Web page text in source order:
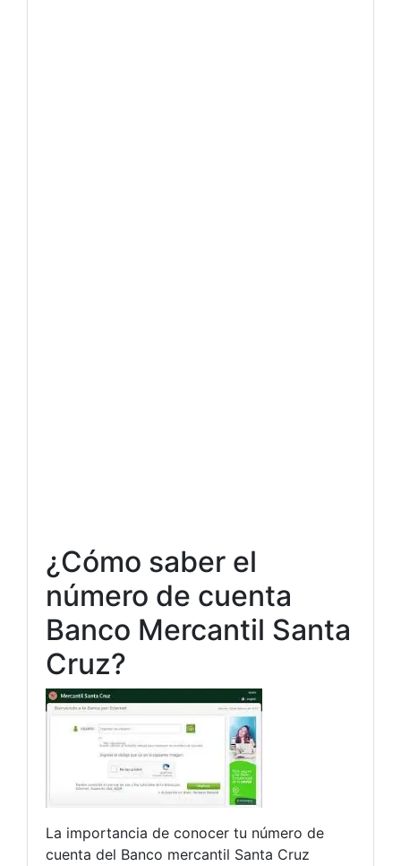
¿Cómo saber el
número de cuenta
Banco Mercantil Santa
Cruz?
La importancia de conocer tu número de
cuenta del Banco mercantil Santa Cruz